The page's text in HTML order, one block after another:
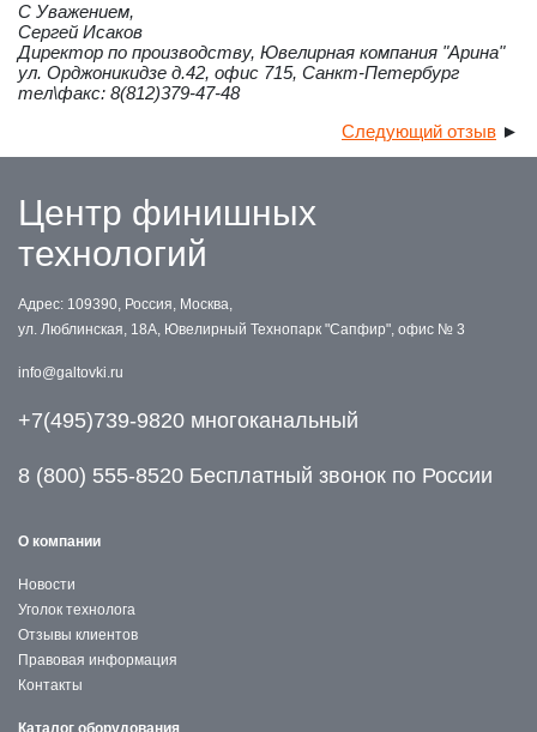
C Уважением,
Сергей Исаков
Директор по производству, Ювелирная компания "Арина"
ул. Орджоникидзе д.42, офис 715, Санкт-Петербург
тел\факс: 8(812)379-47-48
Следующий отзыв ►
Центр финишных
технологий
Адрес: 109390, Россия, Москва,
ул. Люблинская, 18А, Ювелирный Технопарк "Сапфир", офис № 3
info@galtovki.ru
+7(495)739-9820 многоканальный
8 (800) 555-8520 Бесплатный звонок по России
О компании
Новости
Уголок технолога
Отзывы клиентов
Правовая информация
Контакты